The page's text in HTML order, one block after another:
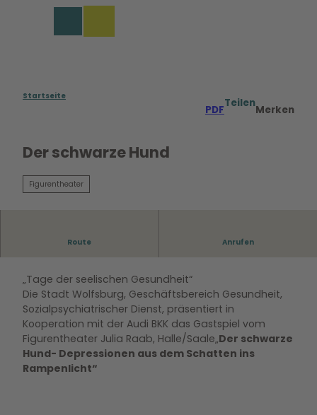
Startseite
PDF
Teilen
Merken
Der schwarze Hund
Figurentheater
Route Anrufen
„Tage der seelischen Gesundheit“
Die Stadt Wolfsburg, Geschäftsbereich Gesundheit,
Sozialpsychiatrischer Dienst, präsentiert in
Kooperation mit der Audi BKK das Gastspiel vom
Figurentheater Julia Raab, Halle/Saale„Der schwarze
Hund- Depressionen aus dem Schatten ins
Rampenlicht“